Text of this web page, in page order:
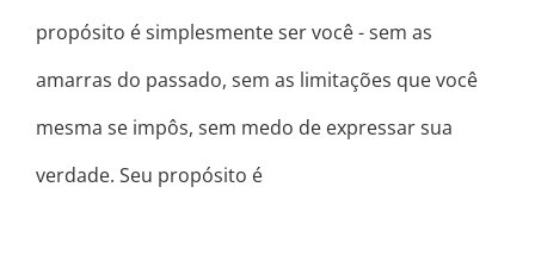
propósito é simplesmente ser você - sem as
amarras do passado, sem as limitações que você
mesma se impôs, sem medo de expressar sua
verdade. Seu propósito é